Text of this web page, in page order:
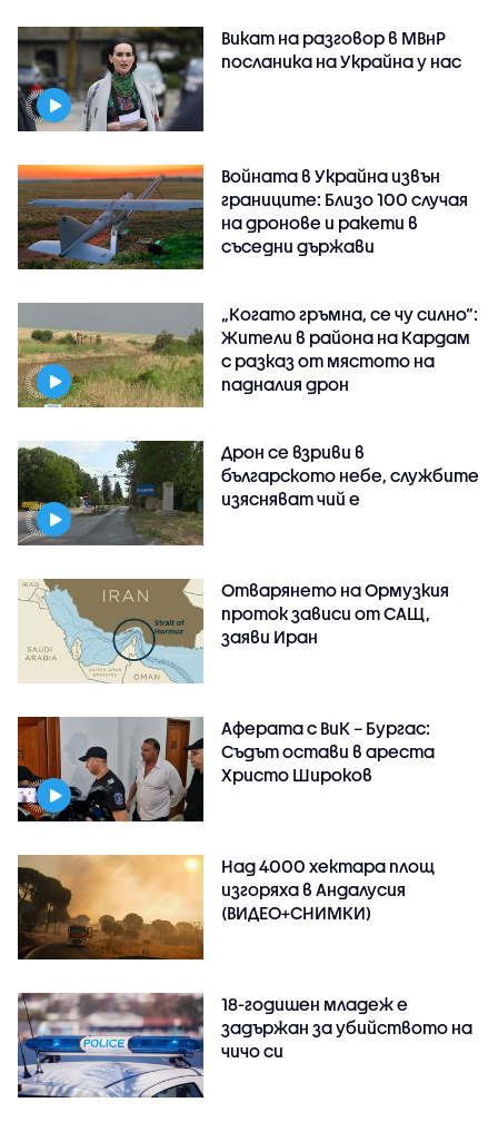
Викат на разговор в МВнР
посланика на Украйна у нас
Войната в Украйна извън
границите: Близо 100 случая
на дронове и ракети в
съседни държави
„Когато гръмна, се чу силно“:
Жители в района на Кардам
с разказ от мястото на
падналия дрон
Дрон се взриви в
българското небе, службите
изясняват чий е
Отварянето на Ормузкия
проток зависи от САЩ,
заяви Иран
Аферата с ВиК – Бургас:
Съдът остави в ареста
Христо Широков
Над 4000 хектара площ
изгоряха в Андалусия
(ВИДЕО+СНИМКИ)
18-годишен младеж е
задържан за убийството на
чичо си